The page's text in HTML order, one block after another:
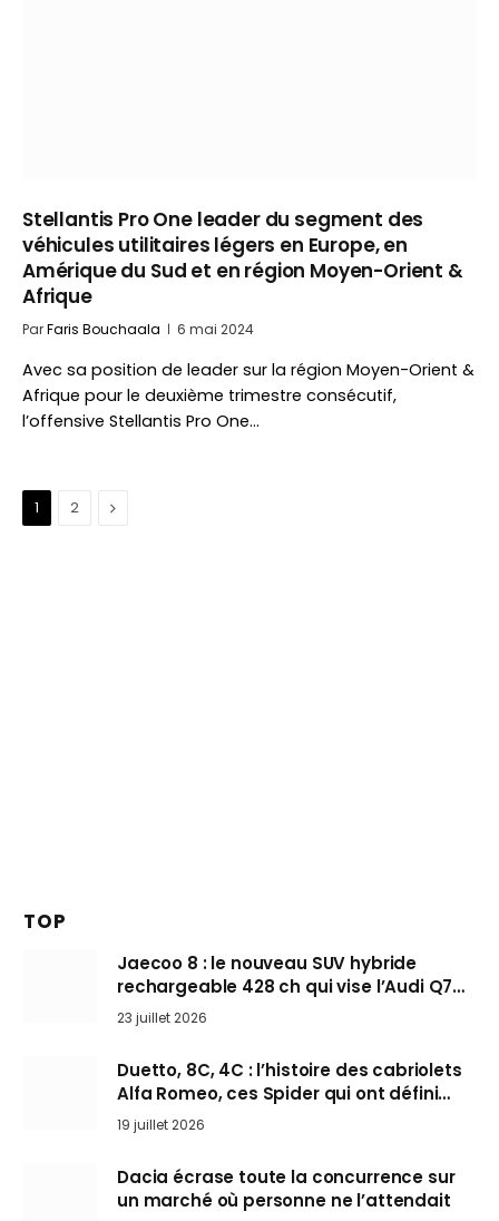
Stellantis Pro One leader du segment des
véhicules utilitaires légers en Europe, en
Amérique du Sud et en région Moyen-Orient &
Afrique
ParFaris Bouchaala 6 mai 2024
Avec sa position de leader sur la région Moyen-Orient &
Afrique pour le deuxième trimestre consécutif,
l’offensive Stellantis Pro One…
1 2 Suivant
TOP
Jaecoo 8 : le nouveau SUV hybride
rechargeable 428 ch qui vise l’Audi Q7
arrive en Europe cet automne
23 juillet 2026
Duetto, 8C, 4C : l’histoire des cabriolets
Alfa Romeo, ces Spider qui ont défini
l’art de rouler cheveux au vent
19 juillet 2026
Dacia écrase toute la concurrence sur
un marché où personne ne l’attendait